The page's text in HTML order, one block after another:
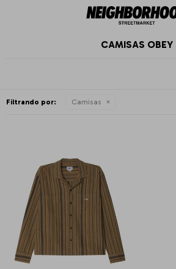
CAMISAS OBEY
Filtrando por: Camisas